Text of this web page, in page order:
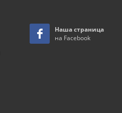
Наша страница
на Facebook